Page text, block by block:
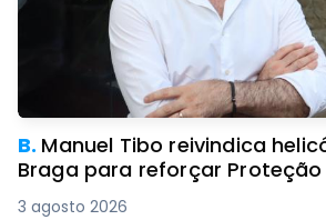
B. Manuel Tibo reivindica
Braga para reforçar Proteção
3 agosto 2026